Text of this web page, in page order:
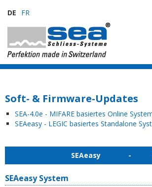
DE FR
Soft- & Firmware-Updates
SEA-4.0e - MIFARE basiertes Online
SEAeasy - LEGIC basiertes Standalone
SEAeasy -
SEAeasy System